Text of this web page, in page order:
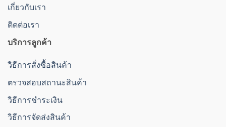
เกี่ยวกับเรา
ติดต่อเรา
บริการลูกค้า
วิธีการสั่งซื้อสินค้า
ตรวจสอบสถานะสินค้า
วิธีการชำระเงิน
วิธีการจัดส่งสินค้า